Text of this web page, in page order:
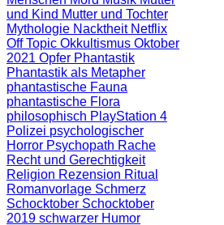
und Kind Mutter und Tochter
Mythologie Nacktheit Netflix
Off Topic Okkultismus Oktober
2021 Opfer Phantastik
Phantastik als Metapher
phantastische Fauna
phantastische Flora
philosophisch PlayStation 4
Polizei psychologischer
Horror Psychopath Rache
Recht und Gerechtigkeit
Religion Rezension Ritual
Romanvorlage Schmerz
Schocktober Schocktober
2019 schwarzer Humor